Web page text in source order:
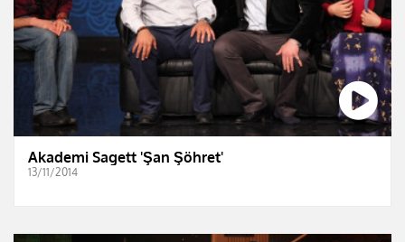
Akademi Sagett 'Şan Şöhret'
13/11/2014